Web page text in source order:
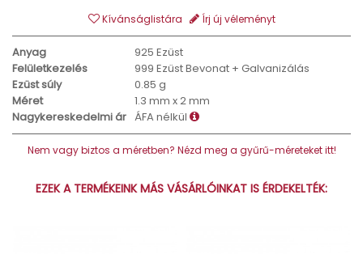
Kívánságlistára Írj új véleményt
Anyag
925 Ezüst
Felületkezelés
999 Ezüst Bevonat + Galvanizálás
Ezüst súly
0.85 g
Méret
1.3 mm x 2 mm
Nagykereskedelmi ár ÁFA nélkül
Nem vagy biztos a méretben? Nézd meg a gyűrű-méreteket itt!
EZEK A TERMÉKEINK MÁS VÁSÁRLÓINKAT IS ÉRDEKELTÉK: